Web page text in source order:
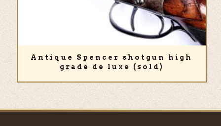
Antique Spencer shotgun high
grade de luxe (sold)